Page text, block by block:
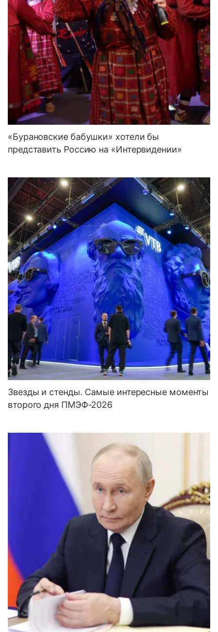
«Бурановские бабушки» хотели бы
представить Россию на «Интервидении»
Звезды и стенды. Самые интересные моменты
второго дня ПМЭФ-2026